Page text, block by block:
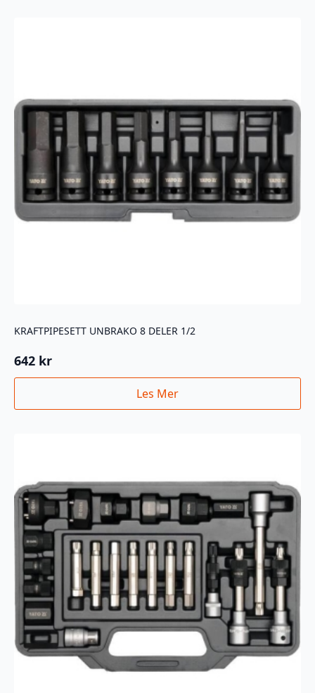
KRAFTPIPESETT UNBRAKO 8 DELER 1/2
642 kr
Les Mer